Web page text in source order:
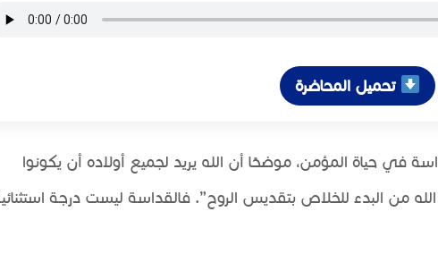
تحميل المحاضرة
في حياة المؤمن، موضحًا أن الله يريد لجميع أولاده أن يكونوا
من البدء للخلاص بتقديس الروح”. فالقداسة ليست درجة